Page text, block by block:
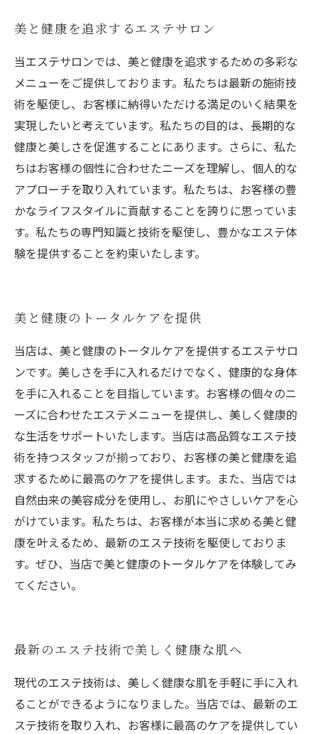
美と健康を追求するエステサロン
当エステサロンでは、美と健康を追求するための多彩な
メニューをご提供しております。私たちは最新の施術技
術を駆使し、お客様に納得いただける満足のいく結果を
実現したいと考えています。私たちの目的は、長期的な
健康と美しさを促進することにあります。さらに、私た
ちはお客様の個性に合わせたニーズを理解し、個人的な
アプローチを取り入れています。私たちは、お客様の豊
かなライフスタイルに貢献することを誇りに思っていま
す。私たちの専門知識と技術を駆使し、豊かなエステ体
験を提供することを約束いたします。
美と健康のトータルケアを提供
当店は、美と健康のトータルケアを提供するエステサロ
ンです。美しさを手に入れるだけでなく、健康的な身体
を手に入れることを目指しています。お客様の個々のニ
ーズに合わせたエステメニューを提供し、美しく健康的
な生活をサポートいたします。当店は高品質なエステ技
術を持つスタッフが揃っており、お客様の美と健康を追
求するために最高のケアを提供します。また、当店では
自然由来の美容成分を使用し、お肌にやさしいケアを心
がけています。私たちは、お客様が本当に求める美と健
康を叶えるため、最新のエステ技術を駆使しておりま
す。ぜひ、当店で美と健康のトータルケアを体験してみ
てください。
最新のエステ技術で美しく健康な肌へ
現代のエステ技術は、美しく健康な肌を手軽に手に入れ
ることができるようになりました。当店では、最新のエ
ステ技術を取り入れ、お客様に最高のケアを提供してい